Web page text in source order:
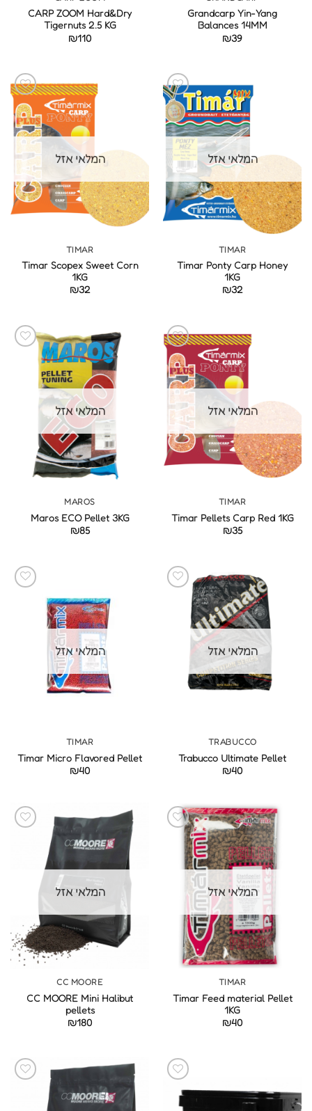
Grandcarp Yin-Yang
Balances 14MM
₪39
CARP ZOOM Hard&Dry
Tigernuts 2.5 KG
₪110
המלאי אזל
TIMAR
Timar Ponty Carp Honey
1KG
₪32
המלאי אזל
TIMAR
Timar Scopex Sweet Corn
1KG
₪32
המלאי אזל
TIMAR
Timar Pellets Carp Red 1KG
₪35
המלאי אזל
MAROS
Maros ECO Pellet 3KG
₪85
המלאי אזל
TRABUCCO
Trabucco Ultimate Pellet
₪40
המלאי אזל
TIMAR
Timar Micro Flavored Pellet
₪40
המלאי אזל
TIMAR
Timar Feed material Pellet
1KG
₪40
המלאי אזל
CC MOORE
CC MOORE Mini Halibut
pellets
₪180